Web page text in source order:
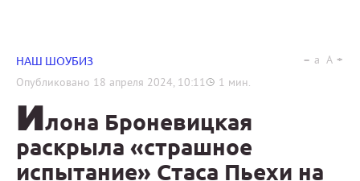
НАШ ШОУБИЗ
Опубликовано 18 апреля 2024, 10:11 1 мин.
a A
Илона Броневицкая
раскрыла «страшное
испытание» Стаса Пьехи на